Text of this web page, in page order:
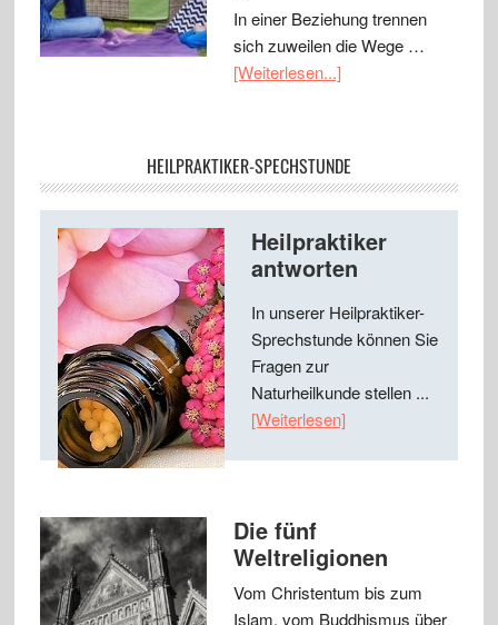
In einer Beziehung trennen
sich zuweilen die Wege …
[Weiterlesen...]
HEILPRAKTIKER-SPECHSTUNDE
Heilpraktiker
antworten
In unserer Heilpraktiker-
Sprechstunde können Sie
Fragen zur
Naturheilkunde stellen ...
[Weiterlesen]
Die fünf
Weltreligionen
Vom Christentum bis zum
Islam, vom Buddhismus über